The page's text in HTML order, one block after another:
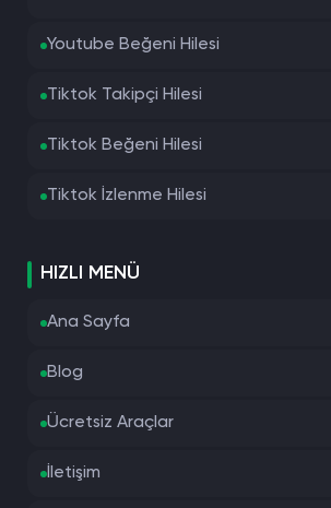
Youtube Beğeni Hilesi
Tiktok Takipçi Hilesi
Tiktok Beğeni Hilesi
Tiktok İzlenme Hilesi
HIZLI MENÜ
Ana Sayfa
Blog
Ücretsiz Araçlar
İletişim